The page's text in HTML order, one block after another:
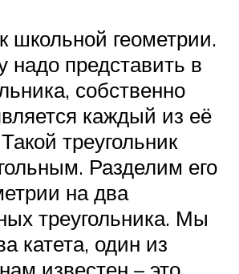
школьной геометрии.
представить в
собственно
каждый из её
треугольник
Разделим его
на два
треугольника. Мы
катета, один из